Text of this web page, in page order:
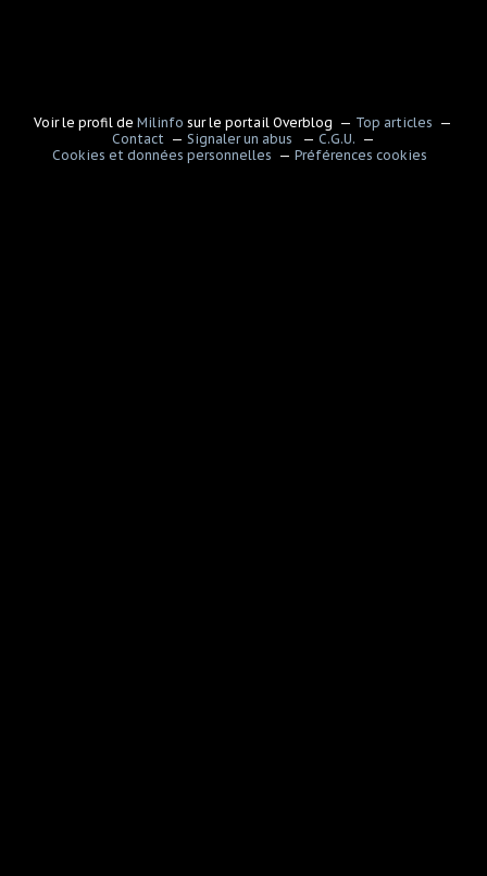
Voir le profil deMilinfo sur le portail Overblog
Top articles
Contact
Signaler un abus
C.G.U.
Cookies et données personnelles
Préférences cookies